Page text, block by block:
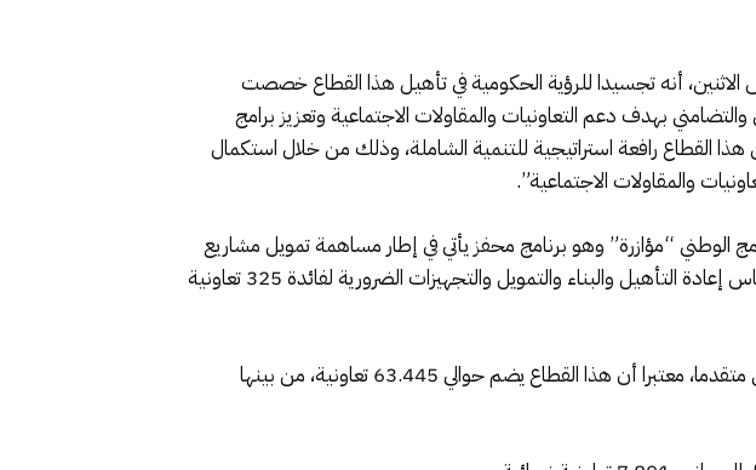
أنه تجسيدا للرؤية الحكومية في تأهيل هذا القطاع خصصت
الاجتماعي والتضامني بهدف دعم التعاونيات والمقاولات الاجتماعية وتعزيز برامج
هذا القطاع رافعة استراتيجية للتنمية الشاملة، وذلك من خلال استكمال
والمقاولات الاجتماعية”.
الوطني “مؤازرة” وهو برنامج محفز يأتي في إطار مساهمة تمويل مشاريع
تنموية لفائدة منظمات الاقتصاد والتضامن الاجتماعي على الصعيد الوطني، والتي تشمل بالأساس إعادة التأهيل والبناء والتمويل والتجهيزات الضرورية لفائدة 325 تعاونية
رئيس الحكومة تحدث عن بلوغ الدينامية المسجلة في الاقتصاد الاجتماعي والتضامني مستوى متقدما، معتبرا أن هذا القطاع يضم حوالي 63.445 تعاونية، من بينها